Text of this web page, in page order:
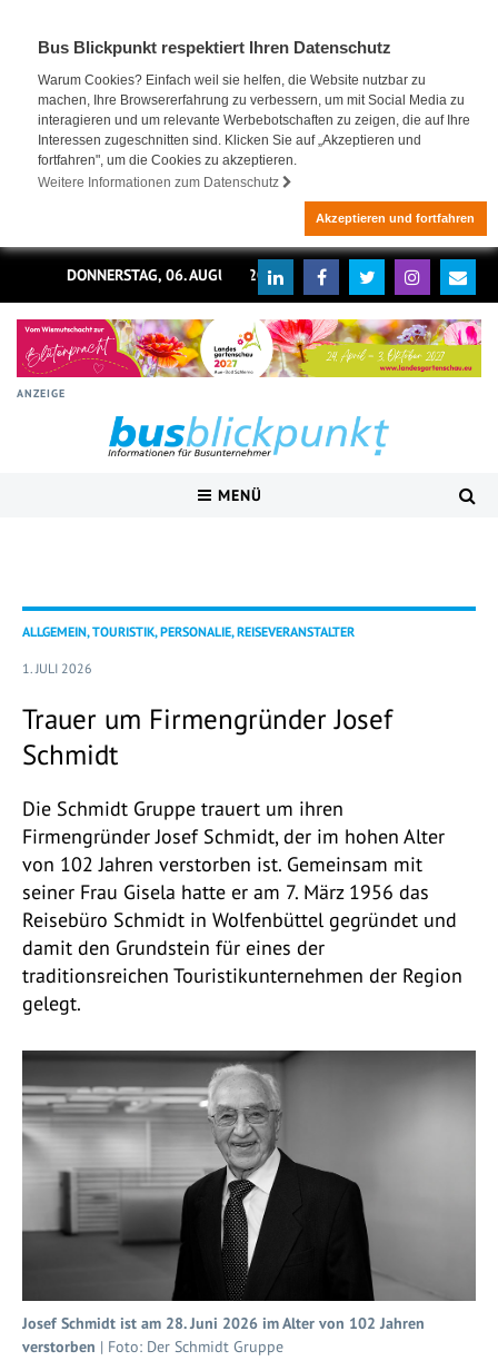
Bus Blickpunkt respektiert Ihren Datenschutz
Warum Cookies? Einfach weil sie helfen, die Website nutzbar zu
machen, Ihre Browsererfahrung zu verbessern, um mit Social Media zu
interagieren und um relevante Werbebotschaften zu zeigen, die auf Ihre
Interessen zugeschnitten sind. Klicken Sie auf „Akzeptieren und
fortfahren", um die Cookies zu akzeptieren.
Weitere Informationen zum Datenschutz
Akzeptieren und fortfahren
DONNERSTAG, 06. AUGUST 2026
ANZEIGE
MENÜ
ALLGEMEIN, TOURISTIK, PERSONALIE, REISEVERANSTALTER
1. JULI 2026
Trauer um Firmengründer Josef
Schmidt
Die Schmidt Gruppe trauert um ihren
Firmengründer Josef Schmidt, der im hohen Alter
von 102 Jahren verstorben ist. Gemeinsam mit
seiner Frau Gisela hatte er am 7. März 1956 das
Reisebüro Schmidt in Wolfenbüttel gegründet und
damit den Grundstein für eines der
traditionsreichen Touristikunternehmen der Region
gelegt.
Josef Schmidt ist am 28. Juni 2026 im Alter von 102 Jahren
verstorben | Foto: Der Schmidt Gruppe